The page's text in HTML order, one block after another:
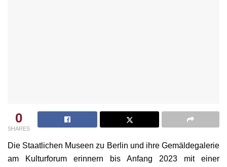
0
SHARES
Die Staatlichen Museen zu Berlin und ihre Gemäldegalerie
am Kulturforum erinnern bis Anfang 2023 mit einer